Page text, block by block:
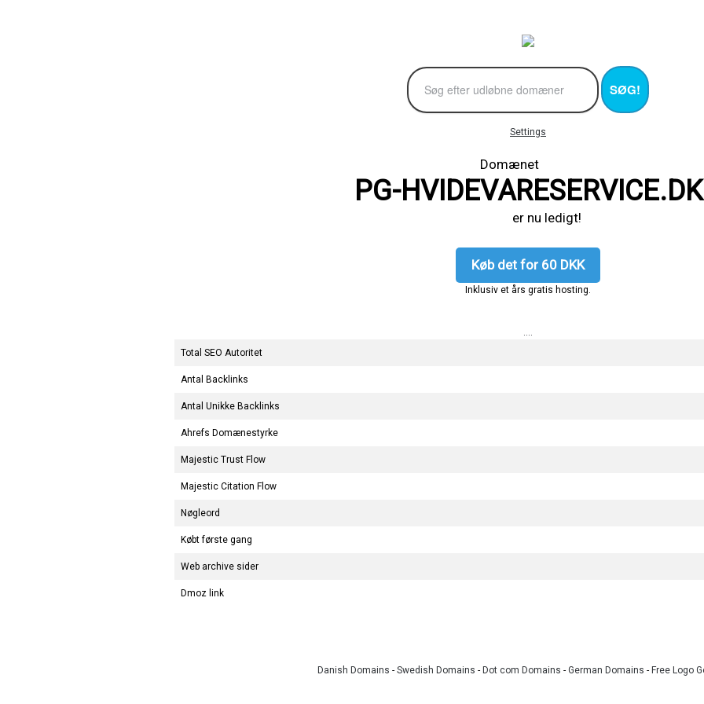
SØG!
Settings
Domænet
PG-HVIDEVARESERVICE.DK
er nu ledigt!
Køb det for 60 DKK
Inklusiv et års gratis hosting.
Total SEO Autoritet
Antal Backlinks
Antal Unikke Backlinks
Ahrefs Domænestyrke
Majestic Trust Flow
Majestic Citation Flow
Nøgleord
Købt første gang
Web archive sider
Dmoz link
Danish Domains - Swedish Domains - Dot com Domains - German Domains - Free Logo